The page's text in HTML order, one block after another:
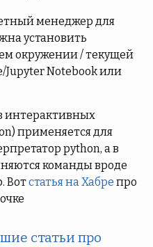
менеджер для
установить
окружении / текущей
Jupyter Notebook или
интерактивных
применяется для
python, а в
команды вроде
Вотстатья на Хабре про
статьи про